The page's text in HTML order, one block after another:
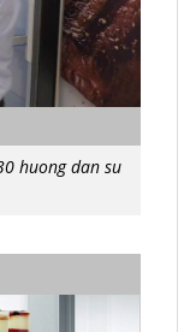
huong dan su